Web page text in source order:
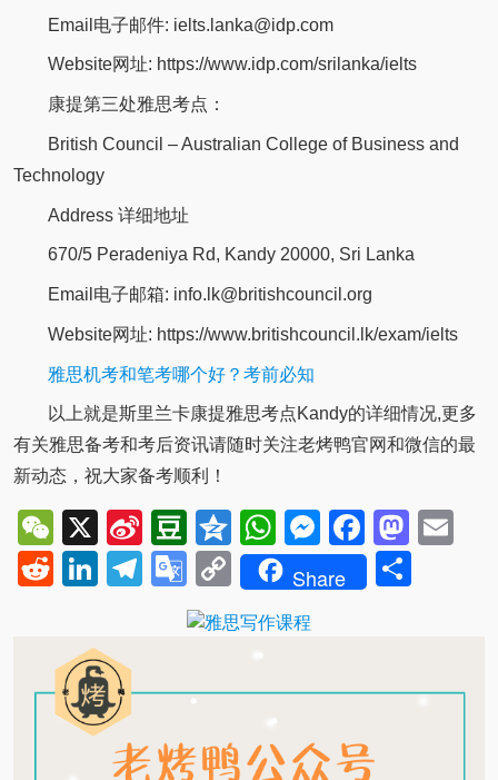
Email电子邮件: ielts.lanka@idp.com
Website网址: https://www.idp.com/srilanka/ielts
康提第三处雅思考点：
British Council – Australian College of Business and
Technology
Address 详细地址
670/5 Peradeniya Rd, Kandy 20000, Sri Lanka
Email电子邮箱: info.lk@britishcouncil.org
Website网址: https://www.britishcouncil.lk/exam/ielts
雅思机考和笔考哪个好？考前必知
以上就是斯里兰卡康提雅思考点Kandy的详细情况,更多
有关雅思备考和考后资讯请随时关注老烤鸭官网和微信的最
新动态，祝大家备考顺利！
WeChat
X
Sina
Weibo
Douban
QzoneWhatsApp
Messenger
RedditLinkedIn
Telegram
Google
Translate
Copy
Link
Share